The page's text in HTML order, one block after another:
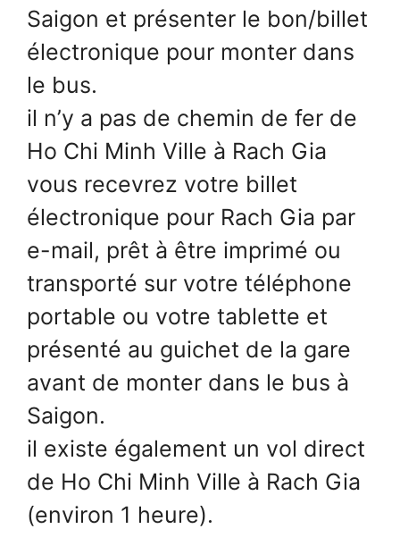
Saigon et présenter le bon/billet
électronique pour monter dans
le bus.
il n’y a pas de chemin de fer de
Ho Chi Minh Ville à Rach Gia
vous recevrez votre billet
électronique pour Rach Gia par
e-mail, prêt à être imprimé ou
transporté sur votre téléphone
portable ou votre tablette et
présenté au guichet de la gare
avant de monter dans le bus à
Saigon.
il existe également un vol direct
de Ho Chi Minh Ville à Rach Gia
(environ 1 heure).